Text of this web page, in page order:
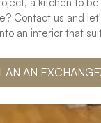
Contact us and
an interior that
AN EXCHANGE